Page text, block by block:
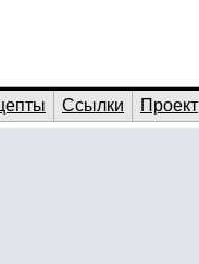
Ссылки Проект